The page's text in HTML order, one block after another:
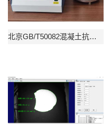
北京GB/T50082混凝土抗气体渗透试验仪